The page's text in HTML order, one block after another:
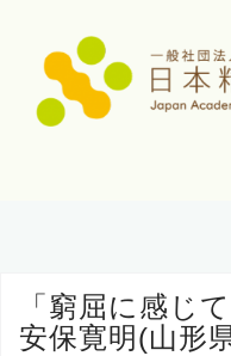
「窮屈に感じ
安保寛明(山形